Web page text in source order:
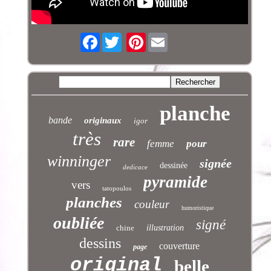
Facebook Pinterest
bande originaux igor planche
très rare femme pour
winninger dedicace dessinée signée
vers tatopoulos pyramide
planches couleur humoristique
oubliée chine illustration signé
dessins page couverture
original belle